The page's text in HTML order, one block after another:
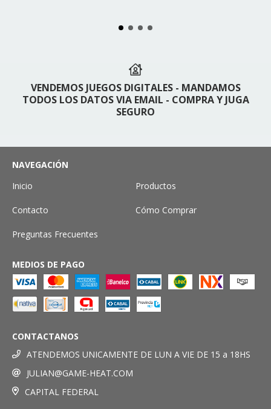
VENDEMOS JUEGOS DIGITALES - MANDAMOS
TODOS LOS DATOS VIA EMAIL - COMPRA Y JUGA
SEGURO
NAVEGACIÓN
Inicio
Productos
Contacto Cómo Comprar
Preguntas Frecuentes
MEDIOS DE PAGO
CONTACTANOS
ATENDEMOS UNICAMENTE DE LUN A VIE DE 15 a 18HS
JULIAN@GAME-HEAT.COM
CAPITAL FEDERAL